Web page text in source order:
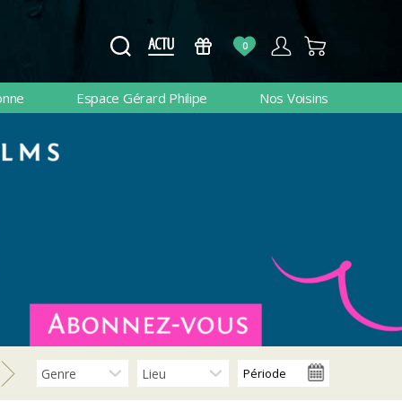
0
Espace Gérard Philipe Nos Voisins